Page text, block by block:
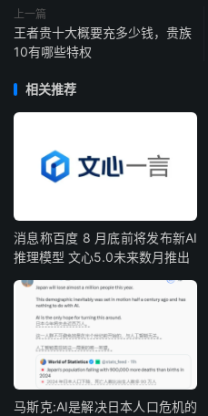
上一篇
王者贵十大概要充多少钱，贵族
10有哪些特权
相关推荐
消息称百度 8 月底前将发布新AI
推理模型 文心5.0未来数月推出
马斯克:AI是解决日本人口危机的